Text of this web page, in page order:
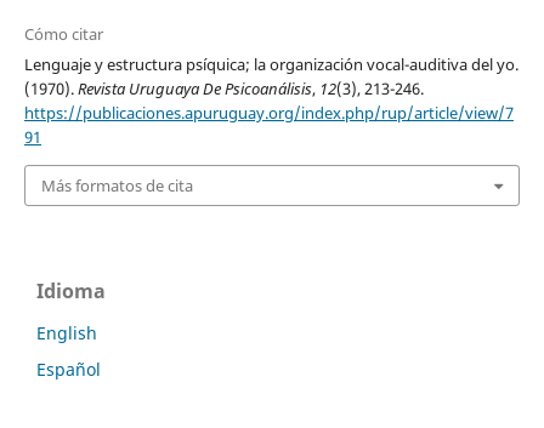
Cómo citar
Lenguaje y estructura psíquica; la organización vocal-auditiva del yo.
(1970).Revista Uruguaya De Psicoanálisis, 12(3), 213-246.
https://publicaciones.apuruguay.org/index.php/rup/article/view/7
91
Más formatos de cita
Idioma
English
Español